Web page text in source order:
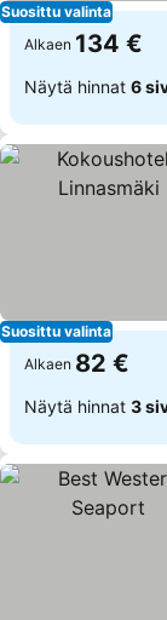
Suosittu valinta
Alkaen 134 €
Näytä hinnat 6
Suosittu valinta
Alkaen 82 €
Näytä hinnat 3